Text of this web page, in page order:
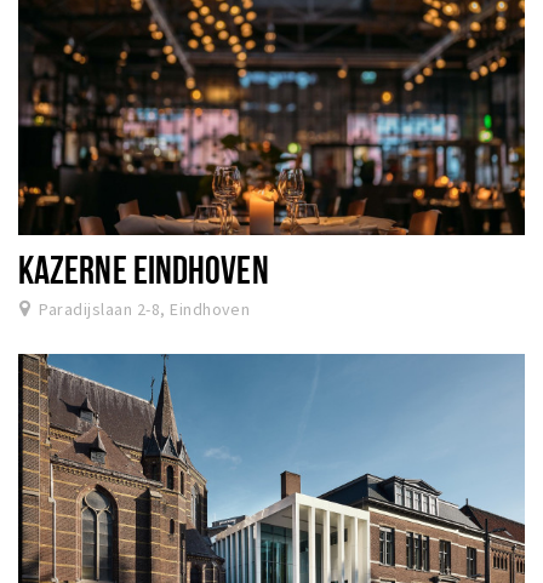
KAZERNE EINDHOVEN
Paradijslaan 2-8, Eindhoven